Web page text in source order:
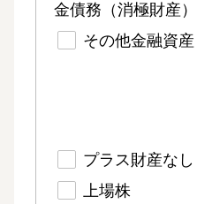
金債務（消極財産）
その他金融資産
プラス財産なし
上場株